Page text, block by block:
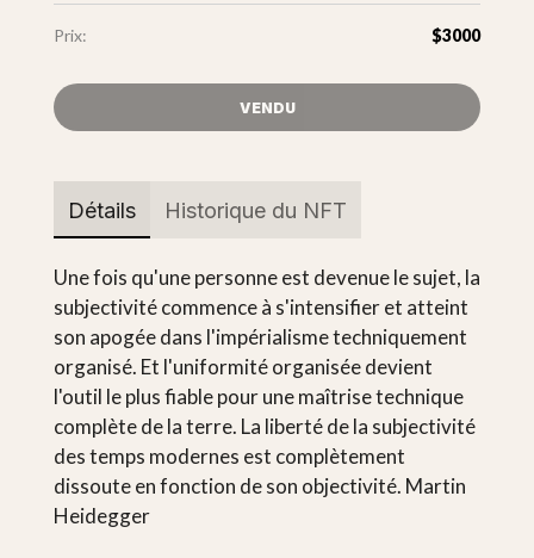
Prix: $3000
VENDU
Détails Historique du NFT
Une fois qu'une personne est devenue le sujet, la
subjectivité commence à s'intensifier et atteint
son apogée dans l'impérialisme techniquement
organisé. Et l'uniformité organisée devient
l'outil le plus fiable pour une maîtrise technique
complète de la terre. La liberté de la subjectivité
des temps modernes est complètement
dissoute en fonction de son objectivité. Martin
Heidegger